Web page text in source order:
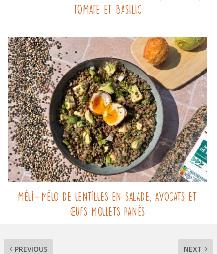
tomate et basilic
Méli-Mélo de lentilles en salade, avocats et
œufs mollets panés
PREVIOUS NEXT